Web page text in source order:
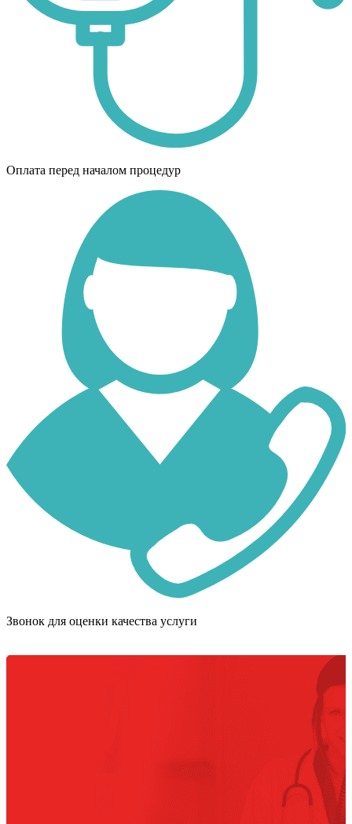
Оплата перед началом процедур
Звонок для оценки качества услуги